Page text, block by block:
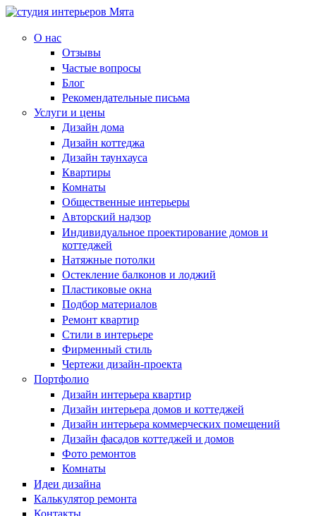
О нас
Отзывы
Частые вопросы
Блог
Рекомендательные письма
Услуги и цены
Дизайн дома
Дизайн коттеджа
Дизайн таунхауса
Квартиры
Комнаты
Общественные интерьеры
Авторский надзор
Индивидуальное проектирование домов и
коттеджей
Натяжные потолки
Остекление балконов и лоджий
Пластиковые окна
Подбор материалов
Ремонт квартир
Стили в интерьере
Фирменный стиль
Чертежи дизайн-проекта
Портфолио
Дизайн интерьера квартир
Дизайн интерьера домов и коттеджей
Дизайн интерьера коммерческих помещений
Дизайн фасадов коттеджей и домов
Фото ремонтов
Комнаты
Идеи дизайна
Калькулятор ремонта
Контакты